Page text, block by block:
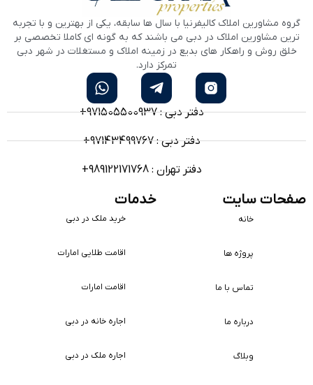
گروه مشاورین املاک کالیفرنیا با سال ها سابقه، یکی از بهترین و با تجربه
ترین مشاورین املاک در دبی می باشند که به گونه ای کاملا تخصصی بر
خلق روش و راهکار های بدیع در زمینه املاک و مستغلات در شهر دبی
تمرکز دارد.
دفتر دبی : 971505500937+
دفتر دبی : 97143499767+
دفتر تهران : 989122171768+
صفحات سایت
خانه
پروژه ها
تماس با ما
درباره ما
وبلاگ
خدمات
خرید ملک در دبی
اقامت طلایی امارات
اقامت امارات
اجاره خانه در دبی
اجاره ملک در دبی